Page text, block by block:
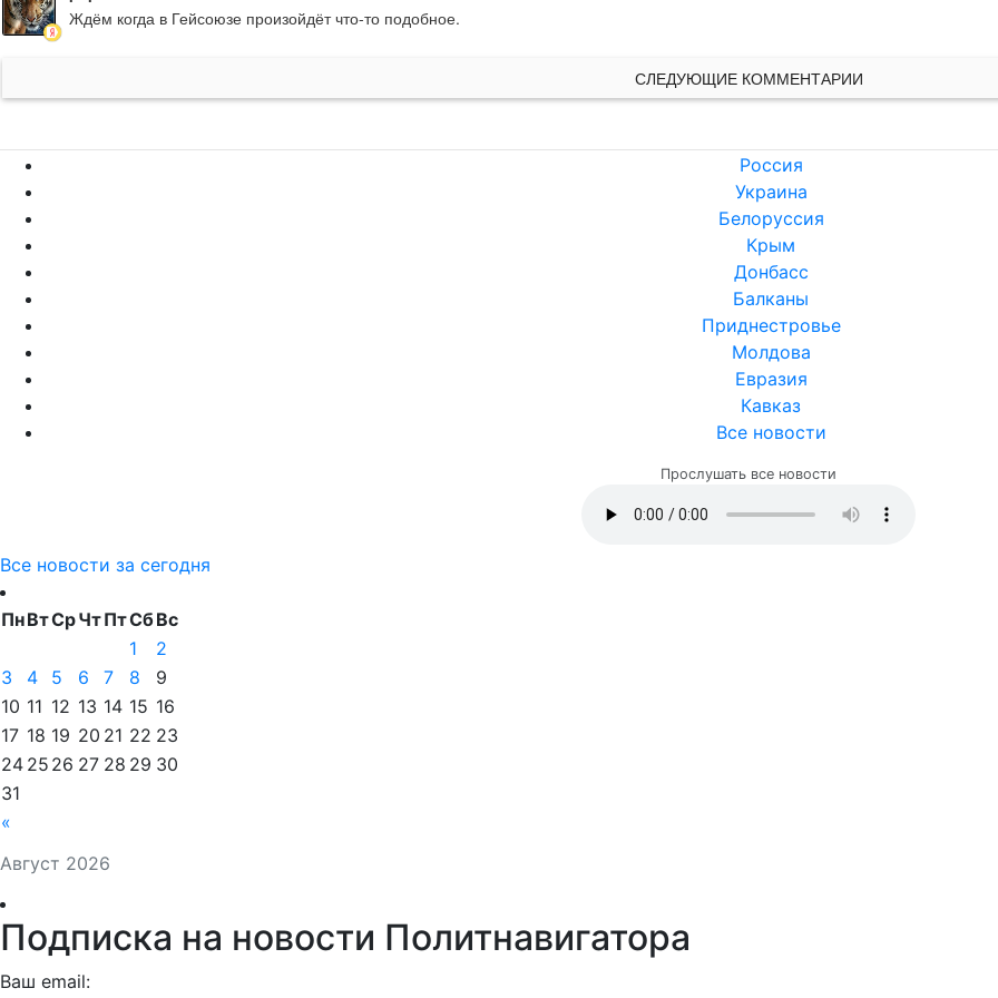
Ждём когда в Гейсоюзе произойдёт что-то подобное.
СЛЕДУЮЩИЕ КОММЕНТАРИИ
Россия
Украина
Белоруссия
Крым
Донбасс
Балканы
Приднестровье
Молдова
Евразия
Кавказ
Все новости
Прослушать все новости
Все новости за сегодня
Август 2026
ПнВтСрЧтПтСбВс
«
1
2
3
4 5 6 7 8
9
10 11 12 13 14 15 16
17 18 19 20 21 22 23
24 25 26 27 28 29 30
31
Подписка на новости Политнавигатора
Ваш email: